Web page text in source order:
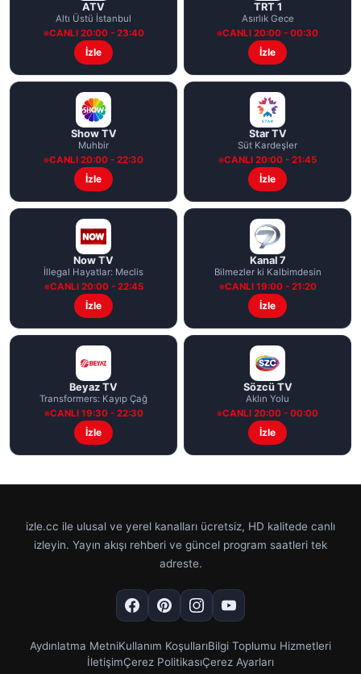
ATV
Altı Üstü İstanbul
CANLI 20:00 - 23:40
İzle
TRT 1
Asırlık Gece
CANLI 20:00 - 00:30
İzle
Show TV
Muhbir
CANLI 20:00 - 22:30
İzle
Star TV
Süt Kardeşler
CANLI 20:00 - 21:45
İzle
Now TV
İllegal Hayatlar: Meclis
CANLI 20:00 - 22:45
İzle
Kanal 7
Bilmezler ki Kalbimdesin
CANLI 19:00 - 21:20
İzle
Beyaz TV
Transformers: Kayıp Çağ
CANLI 19:30 - 22:30
İzle
Sözcü TV
Aklın Yolu
CANLI 20:00 - 00:00
İzle
izle.cc ile ulusal ve yerel kanalları ücretsiz, HD kalitede canlı
izleyin. Yayın akışı rehberi ve güncel program saatleri tek
adreste.
Aydınlatma MetniKullanım KoşullarıBilgi Toplumu Hizmetleri
İletişimÇerez PolitikasıÇerez Ayarları